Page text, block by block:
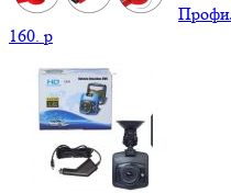
160. p